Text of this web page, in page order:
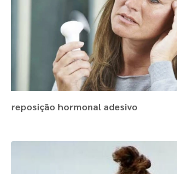
reposição hormonal adesivo